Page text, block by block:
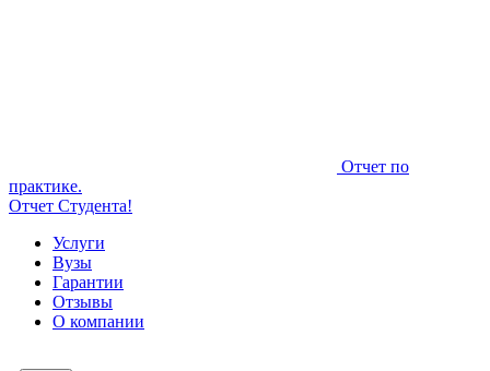
Отчет по
практике.
Отчет Студента!
Услуги
Вузы
Гарантии
Отзывы
О компании